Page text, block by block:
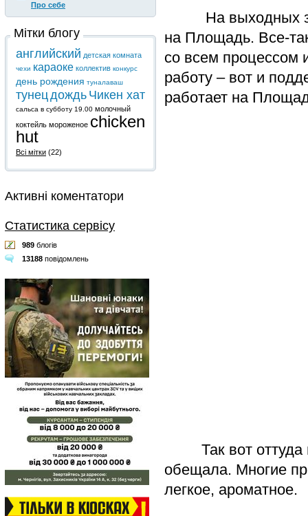
На выходных
на Площадь. Все-
со всем
работу – вот и
работает на
Так вот оттуда и
обещала. Многие
легкое, ароматное.
Про себе
Мітки блогу
английский детская комната
чехи караоке коллектив конкурс
день рождения туналаваш
тунецдождь Чикен хат
сальса в субботу 19.00 молочный
коктейль мороженое chicken
hut
Всі мітки (22)
Активні коментатори
Статистика сервісу
989 блогів
13188 повідомлень